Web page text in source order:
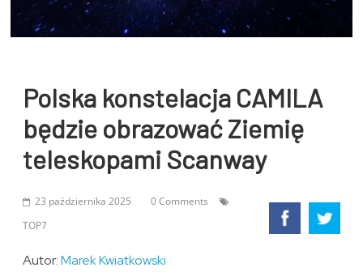
Polska konstelacja CAMILA
będzie obrazować Ziemię
teleskopami Scanway
23 października 2025
0 Comments
TOP7
Autor:Marek Kwiatkowski